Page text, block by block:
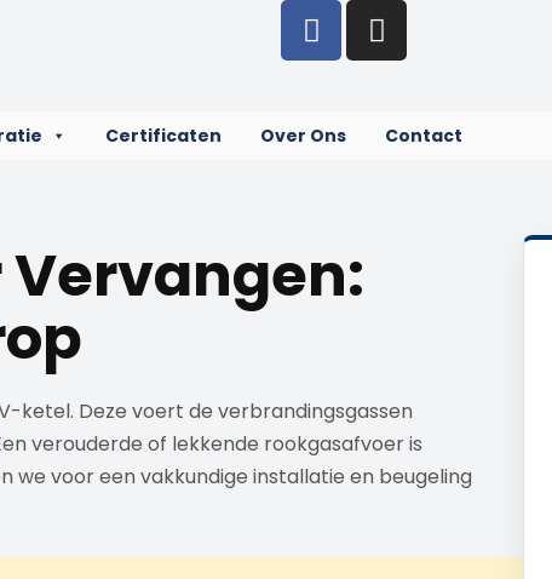
Certificaten Over Ons Contact
ketel. Deze voert de verbrandingsgassen
verouderde of lekkende rookgasafvoer is
we voor een vakkundige installatie en beugeling